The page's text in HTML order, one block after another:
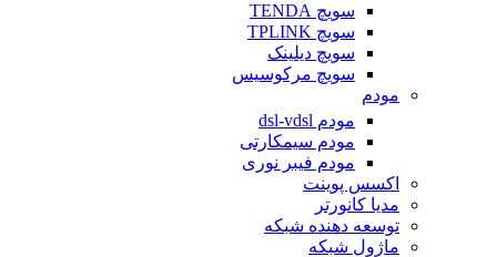
سویچ TENDA
سویچ TPLINK
سویچ دیلینک
سویچ مرکوسیس
مودم
مودم dsl-vdsl
مودم سیمکارتی
مودم فیبر نوری
اکسس پوینت
مدیا کانورتر
توسعه دهنده شبکه
ماژول شبکه